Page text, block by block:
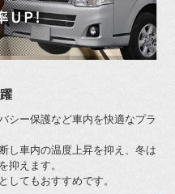
シー保護など車内を快適なプラ
し車内の温度上昇を抑え、冬は
抑えます。
してもおすすめです。